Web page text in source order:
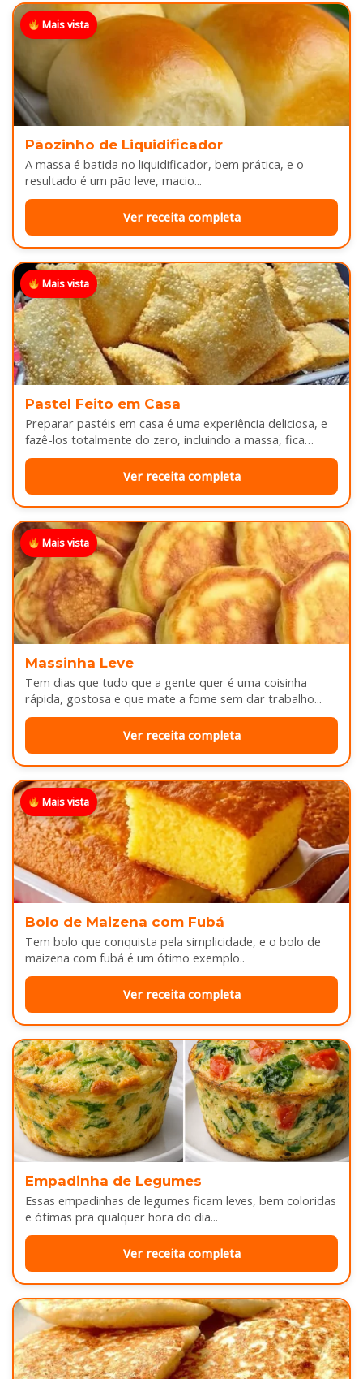
Mais vista
Pãozinho de Liquidificador
A massa é batida no liquidificador, bem prática, e o
resultado é um pão leve, macio...
Ver receita completa
Mais vista
Pastel Feito em Casa
Preparar pastéis em casa é uma experiência deliciosa, e
fazê-los totalmente do zero, incluindo a massa, fica
melhor ainda...
Ver receita completa
Mais vista
Massinha Leve
Tem dias que tudo que a gente quer é uma coisinha
rápida, gostosa e que mate a fome sem dar trabalho...
Ver receita completa
Mais vista
Bolo de Maizena com Fubá
Tem bolo que conquista pela simplicidade, e o bolo de
maizena com fubá é um ótimo exemplo..
Ver receita completa
Empadinha de Legumes
Essas empadinhas de legumes ficam leves, bem coloridas
e ótimas pra qualquer hora do dia...
Ver receita completa